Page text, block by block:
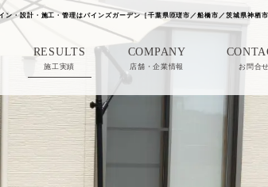
・設計・施工・管理はパインズガーデン［千葉県匝瑳市／船橋市／茨城県神栖市
RESULTS
施工実績
COMPANY
店舗・企業情報 お問合せ